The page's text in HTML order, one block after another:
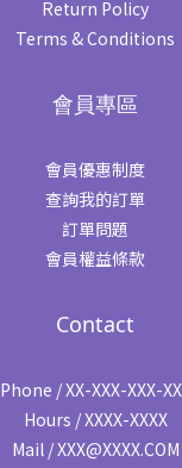
Return Policy
Terms & Conditions
會員專區
會員優惠制度
查詢我的訂單
訂單問題
會員權益條款
Contact
Phone / XX-XXX-XXX-
Hours / XXXX-XXXX
Mail / XXX@XXXX.COM